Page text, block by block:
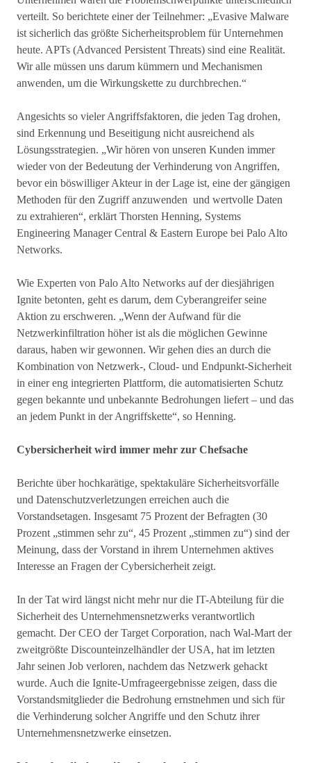
verteilt. So berichtete einer der Teilnehmer: „Evasive Malware
ist sicherlich das größte Sicherheitsproblem für Unternehmen
heute. APTs (Advanced Persistent Threats) sind eine Realität.
Wir alle müssen uns darum kümmern und Mechanismen
anwenden, um die Wirkungskette zu durchbrechen.“
Angesichts so vieler Angriffsfaktoren, die jeden Tag drohen,
sind Erkennung und Beseitigung nicht ausreichend als
Lösungsstrategien. „Wir hören von unseren Kunden immer
wieder von der Bedeutung der Verhinderung von Angriffen,
bevor ein böswilliger Akteur in der Lage ist, eine der gängigen
Methoden für den Zugriff anzuwenden und wertvolle Daten
zu extrahieren“, erklärt Thorsten Henning, Systems
Engineering Manager Central & Eastern Europe bei Palo Alto
Networks.
Wie Experten von Palo Alto Networks auf der diesjährigen
Ignite betonten, geht es darum, dem Cyberangreifer seine
Aktion zu erschweren. „Wenn der Aufwand für die
Netzwerkinfiltration höher ist als die möglichen Gewinne
daraus, haben wir gewonnen. Wir gehen dies an durch die
Kombination von Netzwerk-, Cloud- und Endpunkt-Sicherheit
in einer eng integrierten Plattform, die automatisierten Schutz
gegen bekannte und unbekannte Bedrohungen liefert – und das
an jedem Punkt in der Angriffskette“, so Henning.
Cybersicherheit wird immer mehr zur Chefsache
Berichte über hochkarätige, spektakuläre Sicherheitsvorfälle
und Datenschutzverletzungen erreichen auch die
Vorstandsetagen. Insgesamt 75 Prozent der Befragten (30
Prozent „stimmen sehr zu“, 45 Prozent „stimmen zu“) sind der
Meinung, dass der Vorstand in ihrem Unternehmen aktives
Interesse an Fragen der Cybersicherheit zeigt.
In der Tat wird längst nicht mehr nur die IT-Abteilung für die
Sicherheit des Unternehmensnetzwerks verantwortlich
gemacht. Der CEO der Target Corporation, nach Wal-Mart der
zweitgrößte Discounteinzelhändler der USA, hat im letzten
Jahr seinen Job verloren, nachdem das Netzwerk gehackt
wurde. Auch die Ignite-Umfrageergebnisse zeigen, dass die
Vorstandsmitglieder die Bedrohung ernstnehmen und sich für
die Verhinderung solcher Angriffe und den Schutz ihrer
Unternehmensnetzwerke einsetzen.